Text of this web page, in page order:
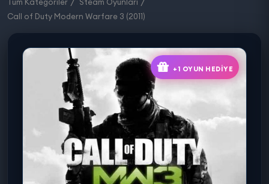
Call of Duty Modern Warfare 3 (2011)
+1 OYUN HEDIYE